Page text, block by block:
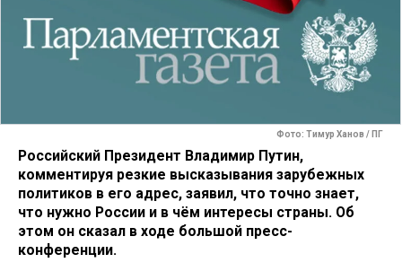
Фото: Тимур Ханов / ПГ
Российский Президент Владимир Путин,
комментируя резкие высказывания зарубежных
политиков в его адрес, заявил, что точно знает,
что нужно России и в чём интересы страны. Об
этом он сказал в ходе большой пресс-
конференции.